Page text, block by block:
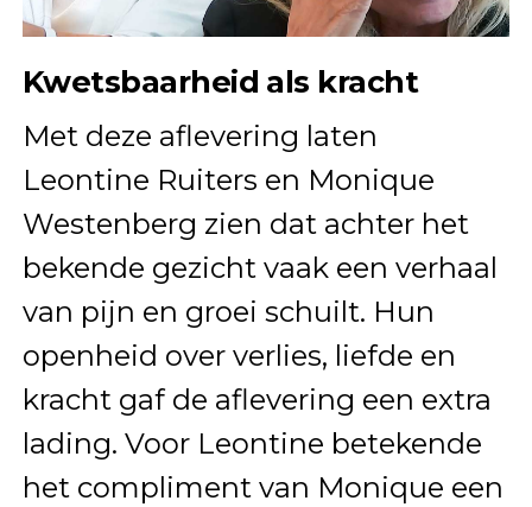
Kwetsbaarheid als kracht
Met deze aflevering laten
Leontine Ruiters en Monique
Westenberg zien dat achter het
bekende gezicht vaak een verhaal
van pijn en groei schuilt. Hun
openheid over verlies, liefde en
kracht gaf de aflevering een extra
lading. Voor Leontine betekende
het compliment van Monique een